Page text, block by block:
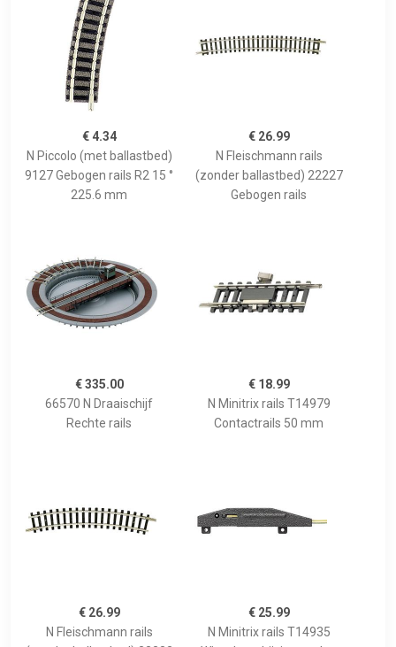
€ 4.34
N Piccolo (met ballastbed)
9127 Gebogen rails R2 15 °
225.6 mm
€ 26.99
N Fleischmann rails
(zonder ballastbed) 22227
Gebogen rails
€ 335.00
66570 N Draaischijf
Rechte rails
€ 18.99
N Minitrix rails T14979
Contactrails 50 mm
€ 26.99
N Fleischmann rails
€ 25.99
N Minitrix rails T14935